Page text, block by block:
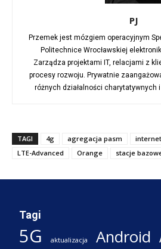
PJ
Przemek jest mózgiem operacyjnym
Politechnice Wrocławskiej
Zarządza projektami IT, relacjami z
procesy rozwoju. Prywatnie
różnych działalności charytatywnych
TAGI 4g agregacja pasm
LTE-Advanced
Orange stacje
Tagi
5G aktualizacja Android